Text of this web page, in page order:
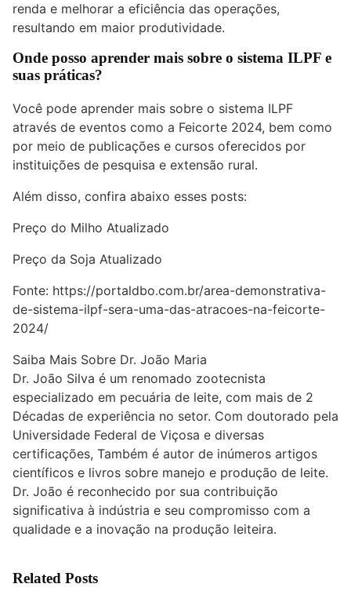
renda e melhorar a eficiência das operações,
resultando em maior produtividade.
Onde posso aprender mais sobre o sistema ILPF e
suas práticas?
Você pode aprender mais sobre o sistema ILPF
através de eventos como a Feicorte 2024, bem como
por meio de publicações e cursos oferecidos por
instituições de pesquisa e extensão rural.
Além disso, confira abaixo esses posts:
Preço do Milho Atualizado
Preço da Soja Atualizado
Fonte: https://portaldbo.com.br/area-demonstrativa-
de-sistema-ilpf-sera-uma-das-atracoes-na-feicorte-
2024/
Saiba Mais Sobre Dr. João Maria
Dr. João Silva é um renomado zootecnista
especializado em pecuária de leite, com mais de 2
Décadas de experiência no setor. Com doutorado pela
Universidade Federal de Viçosa e diversas
certificações, Também é autor de inúmeros artigos
científicos e livros sobre manejo e produção de leite.
Dr. João é reconhecido por sua contribuição
significativa à indústria e seu compromisso com a
qualidade e a inovação na produção leiteira.
Related Posts